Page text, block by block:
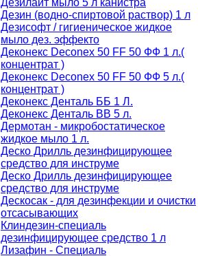
Дезилайт мыло 5 л канистра
Дезин (водно-спиртовой раствор) 1 л
Дезисофт / гигиеническое жидкое
мыло дез. эффекто
Деконекс Deconex 50 FF 50 ФФ 1 л.(
концентрат )
Деконекс Deconex 50 FF 50 ФФ 5 л.(
концентрат )
Деконекс Денталь ББ 1 Л.
Деконекс Денталь ВВ 5 л.
Дермотан - микробостатическое
жидкое мыло 1 л.
Деско Дрилль дезинфицирующее
средство для инструме
Деско Дрилль дезинфицирующее
средство для инструме
Дескосак - для дезинфекции и очистки
отсасывающих
Клиндезин-специаль
дезинфицирующее средство 1 л
Лизафин - Специаль